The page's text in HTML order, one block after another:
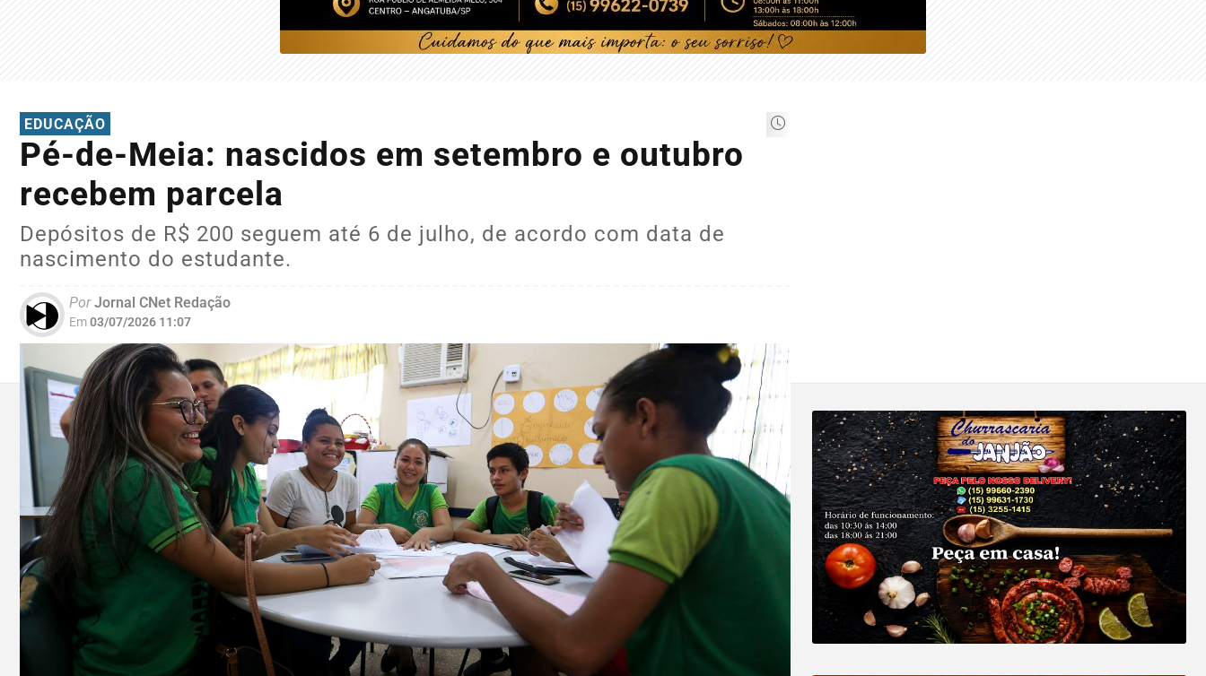
EDUCAÇÃO
Pé-de-Meia: nascidos em setembro e outubro
recebem parcela
Depósitos de R$ 200 seguem até 6 de julho, de acordo com data de
nascimento do estudante.
PorJornal CNet Redação
Em03/07/2026 11:07